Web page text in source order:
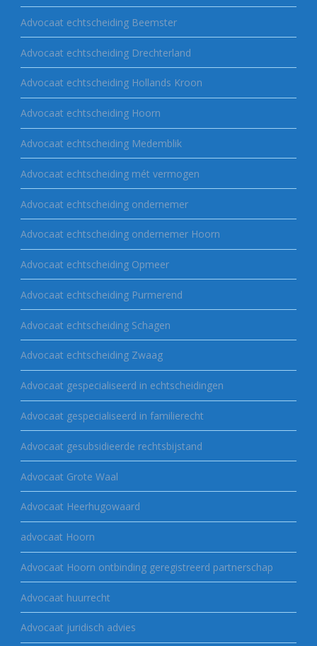
Advocaat echtscheiding Beemster
Advocaat echtscheiding Drechterland
Advocaat echtscheiding Hollands Kroon
Advocaat echtscheiding Hoorn
Advocaat echtscheiding Medemblik
Advocaat echtscheiding mét vermogen
Advocaat echtscheiding ondernemer
Advocaat echtscheiding ondernemer Hoorn
Advocaat echtscheiding Opmeer
Advocaat echtscheiding Purmerend
Advocaat echtscheiding Schagen
Advocaat echtscheiding Zwaag
Advocaat gespecialiseerd in echtscheidingen
Advocaat gespecialiseerd in familierecht
Advocaat gesubsidieerde rechtsbijstand
Advocaat Grote Waal
Advocaat Heerhugowaard
advocaat Hoorn
Advocaat Hoorn ontbinding geregistreerd partnerschap
Advocaat huurrecht
Advocaat juridisch advies